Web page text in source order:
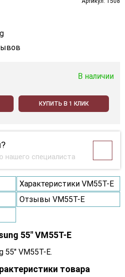
В наличии
КУПИТЬ В 1 КЛИК
нашего специалиста
Характеристики VM55T-E
Отзывы VM55T-E
55" VM55T-E
55" VM55T-E.
товара